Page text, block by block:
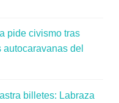
pide civismo tras
del
billetes: Labraza